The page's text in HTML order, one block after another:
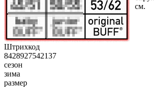
см.
Штрихкод
8428927542137
сезон
зима
размер